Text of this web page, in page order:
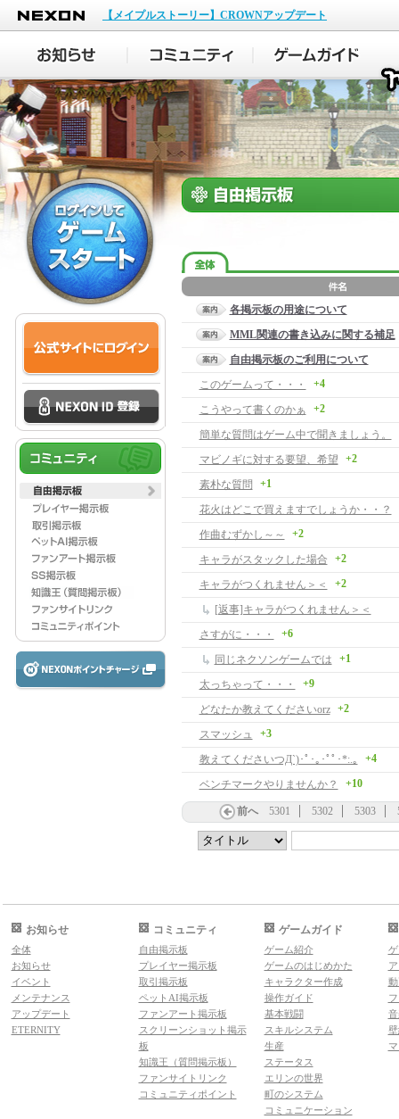
NEXON
【メイプルストーリー】CROWNアップデート
各掲示板の用途について
MML関連の書き込みに関する補足
自由掲示板のご利用について
このゲームって・・・
+4
こうやって書くのかぁ +2
簡単な質問はゲーム中で聞きましょう。
マビノギに対する要望、希望
+2
素朴な質問 +1
花火はどこで買えますでしょうか・・？
作曲むずかし～～ +2
キャラがスタックした場合 +2
キャラがつくれません＞＜ +2
[返事]キャラがつくれません＞＜
さすがに・・・
+6
同じネクソンゲームでは +1
太っちゃって・・・ +9
どなたか教えてくださいorz +2
スマッシュ +3
教えてくださいつД`)･ﾟ･｡･ﾟﾟ･*:.｡ +4
ベンチマークやりませんか？ +10
前へ 5301 5302 5303
お知らせ
全体
お知らせ
イベント
メンテナンス
アップデート
ETERNITY
コミュニティ
自由掲示板
プレイヤー掲示板
取引掲示板
ペットAI掲示板
ファンアート掲示板
スクリーンショット掲示
板
知識王（質問掲示板）
ファンサイトリンク
コミュニティポイント
ゲームガイド
ゲーム紹介
ゲームのはじめかた
キャラクター作成
操作ガイド
基本戦闘
スキルシステム
生産
ステータス
エリンの世界
町のシステム
コミュニケーション